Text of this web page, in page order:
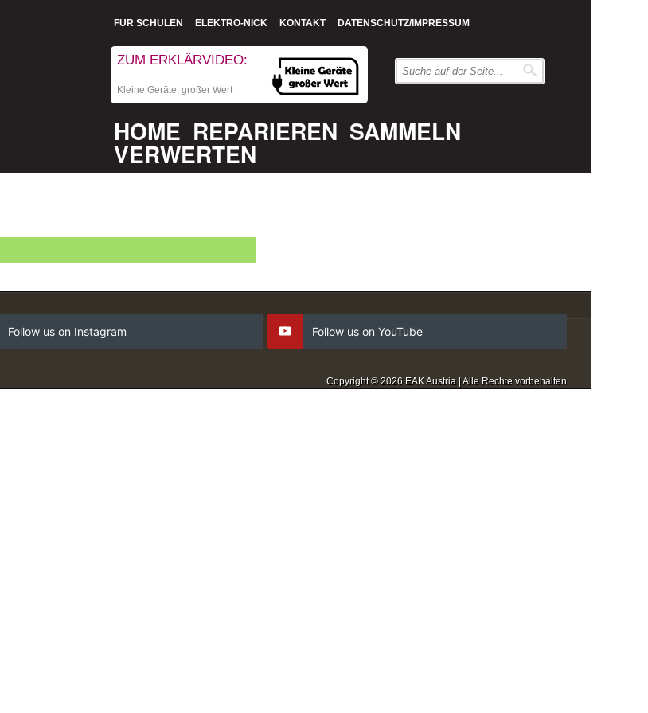
FÜR SCHULEN ELEKTRO-NICK KONTAKT DATENSCHUTZ/IMPRESSUM
ZUM ERKLÄRVIDEO:
Kleine Geräte, großer Wert
HOME REPARIEREN SAMMELN
VERWERTEN
Follow us on Instagram Follow us on YouTube
Copyright © 2026 EAK Austria | Alle Rechte vorbehalten